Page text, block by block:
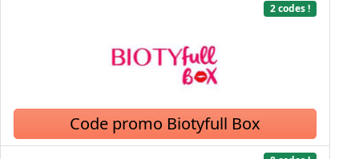
2 codes !
Code promo Biotyfull Box